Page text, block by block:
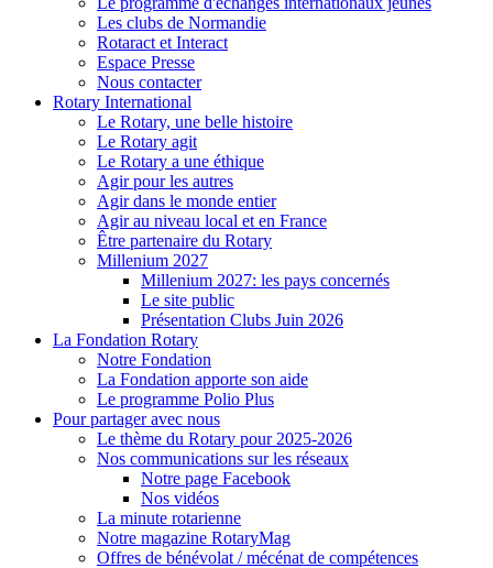
Les clubs de Normandie
Rotaract et Interact
Espace Presse
Nous contacter
Rotary International
Le Rotary, une belle histoire
Le Rotary agit
Le Rotary a une éthique
Agir pour les autres
Agir dans le monde entier
Agir au niveau local et en France
Être partenaire du Rotary
Millenium 2027
Millenium 2027: les pays concernés
Le site public
Présentation Clubs Juin 2026
La Fondation Rotary
Notre Fondation
La Fondation apporte son aide
Le programme Polio Plus
Pour partager avec nous
Le thème du Rotary pour 2025-2026
Nos communications sur les réseaux
Notre page Facebook
Nos vidéos
La minute rotarienne
Notre magazine RotaryMag
Offres de bénévolat / mécénat de compétences